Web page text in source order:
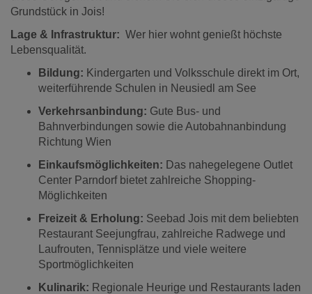
Grundstück in Jois!
Lage & Infrastruktur: Wer hier wohnt genießt höchste
Lebensqualität.
Bildung: Kindergarten und Volksschule direkt im Ort,
weiterführende Schulen in Neusiedl am See
Verkehrsanbindung: Gute Bus- und
Bahnverbindungen sowie die Autobahnanbindung
Richtung Wien
Einkaufsmöglichkeiten: Das nahegelegene Outlet
Center Parndorf bietet zahlreiche Shopping-
Möglichkeiten
Freizeit & Erholung: Seebad Jois mit dem beliebten
Restaurant Seejungfrau, zahlreiche Radwege und
Laufrouten, Tennisplätze und viele weitere
Sportmöglichkeiten
Kulinarik: Regionale Heurige und Restaurants laden